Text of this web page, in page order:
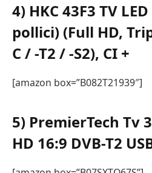
4) HKC 43F3 TV
pollici) (Full HD,
C / -T2 / -S2), CI +
[amazon box=”B082T21939″]
5) PremierTech Tv
HD 16:9 DVB-T2